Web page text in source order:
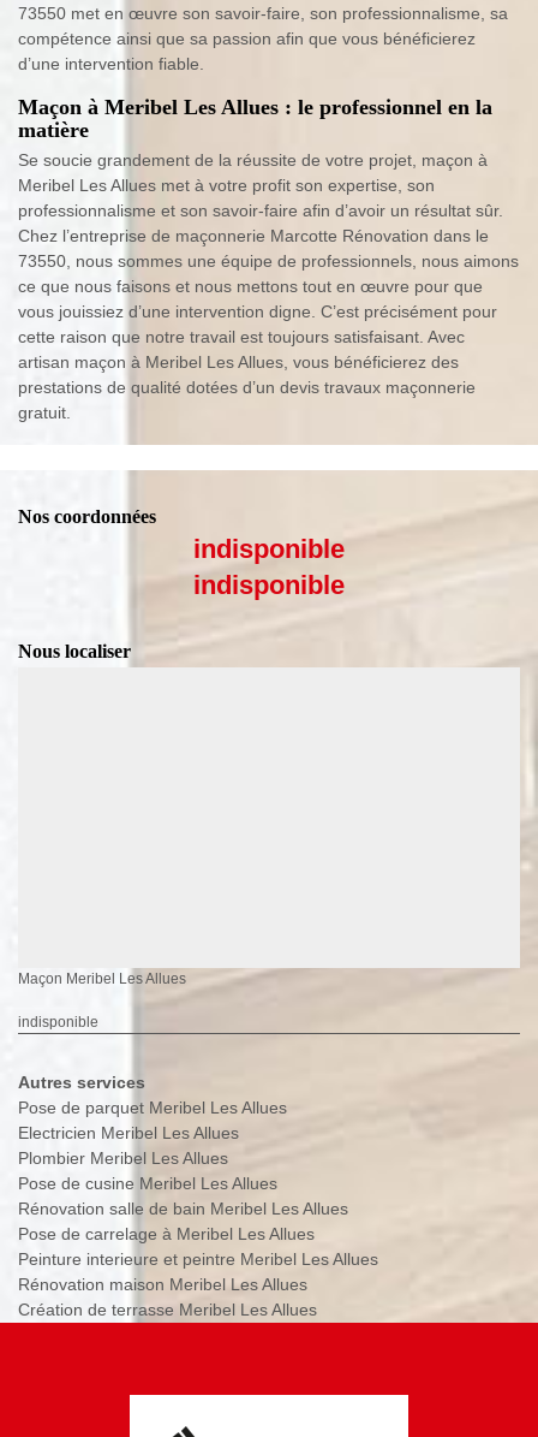
73550 met en œuvre son savoir-faire, son professionnalisme, sa
compétence ainsi que sa passion afin que vous bénéficierez
d’une intervention fiable.
Maçon à Meribel Les Allues : le professionnel en la
matière
Se soucie grandement de la réussite de votre projet, maçon à
Meribel Les Allues met à votre profit son expertise, son
professionnalisme et son savoir-faire afin d’avoir un résultat sûr.
Chez l’entreprise de maçonnerie Marcotte Rénovation dans le
73550, nous sommes une équipe de professionnels, nous aimons
ce que nous faisons et nous mettons tout en œuvre pour que
vous jouissiez d’une intervention digne. C’est précisément pour
cette raison que notre travail est toujours satisfaisant. Avec
artisan maçon à Meribel Les Allues, vous bénéficierez des
prestations de qualité dotées d’un devis travaux maçonnerie
gratuit.
Nos coordonnées
indisponible
indisponible
Nous localiser
Maçon Meribel Les Allues
indisponible
Autres services
Pose de parquet Meribel Les Allues
Electricien Meribel Les Allues
Plombier Meribel Les Allues
Pose de cusine Meribel Les Allues
Rénovation salle de bain Meribel Les Allues
Pose de carrelage à Meribel Les Allues
Peinture interieure et peintre Meribel Les Allues
Rénovation maison Meribel Les Allues
Création de terrasse Meribel Les Allues